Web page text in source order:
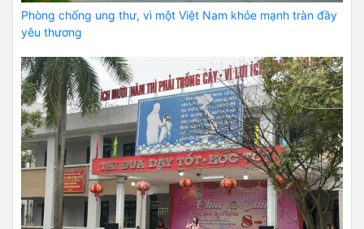
Phòng chống ung thư, vì một Việt Nam khỏe mạnh tràn đầy
yêu thương